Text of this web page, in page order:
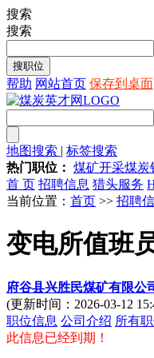
搜索
搜索
帮助 网站首页 保存到桌面
地图搜索 | 标签搜索
热门职位： 煤矿开采煤炭
首 页 招聘信息 猎头服务
当前位置： 首页 >> 招聘
变电所值班
府谷县兴胜民煤矿有限公
(更新时间：2026-03-12
职位信息 公司介绍 所有
此信息已经到期！